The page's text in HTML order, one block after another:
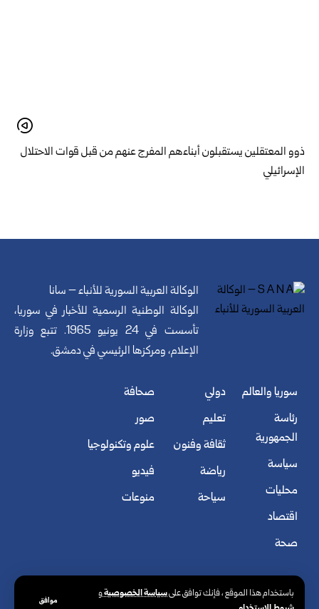
باستخدام هذا الموقع ، فإنك توافق علىسياسة الخصوصيةو
موافق
ذوو المعتقلين يستقبلون أبناءهم المفرج عنهم من قبل قوات الاحتلال
الإسرائيلي
الوكالة العربية السورية للأنباء – سانا
الوكالة الوطنية الرسمية للأخبار في سوريا،
تأسست في 24 يونيو 1965. تتبع وزارة
الإعلام، ومركزها الرئيسي في دمشق.
سوريا والعالم
رئاسة
الجمهورية
سياسة
محليات
اقتصاد
صحة
دولي
تعليم
ثقافة وفنون
رياضة
سياحة
صحافة
صور
علوم وتكنولوجيا
فيديو
منوعات